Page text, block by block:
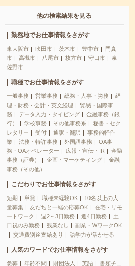
他の検索結果を見る
勤務地でお仕事情報をさがす
東大阪市 吹田市 茨木市 豊中市
門真
市
高槻市 八尾市 枚方市 守口市
泉
佐野市
職種でお仕事情報をさがす
一般事務 営業事務 総務・人事・労務
経
理・財務・会計・英文経理
貿易・国際事
務
データ入力・タイピング
金融事務（銀
行）
学校事務 その他事務系
秘書・セク
レタリー
受付 通訳・翻訳
事務的軽作
業
法務・特許事務 外国語事務
OA事
務・OAオペレーター
広報・宣伝・IR
金融
事務（証券）
企画・マーケティング
金融
事務（その他）
こだわりでお仕事情報をさがす
短期 単発 職種未経験OK
10名以上の大
量募集
友だちと一緒の応募OK
在宅・リモ
ートワーク
週2～3日勤務 週4日勤務
土
日祝のみ勤務
残業なし
副業・WワークOK
交通費別途支給あり
語学力が活かせる
人気のワードでお仕事情報をさがす
急募 年齢不問 財団法人 英語
書類チェ